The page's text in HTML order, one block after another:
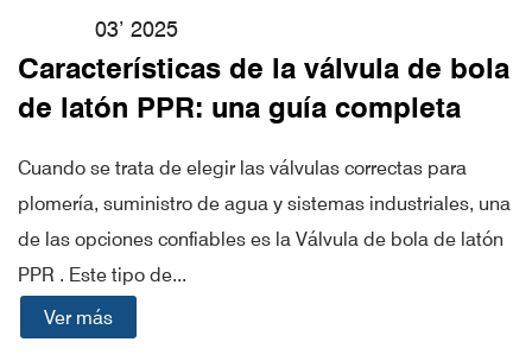
03’ 2025
Características de la válvula de bola
de latón PPR: una guía completa
Cuando se trata de elegir las válvulas correctas para
plomería, suministro de agua y sistemas industriales, una
de las opciones confiables es la Válvula de bola de latón
PPR . Este tipo de...
Ver más